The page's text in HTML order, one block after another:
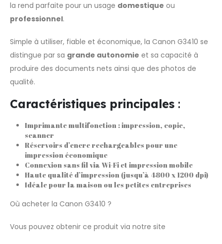
la rend parfaite pour un usage domestique ou
professionnel.
Simple à utiliser, fiable et économique, la Canon G3410 se
distingue par sa grande autonomie et sa capacité à
produire des documents nets ainsi que des photos de
qualité.
Caractéristiques principales :
Imprimante multifonction : impression, copie,
scanner
Réservoirs d’encre rechargeables pour une
impression économique
Connexion sans fil via Wi-Fi et impression mobile
Haute qualité d’impression (jusqu’à 4800 x 1200 dpi)
Idéale pour la maison ou les petites entreprises
Où acheter la Canon G3410 ?
Vous pouvez obtenir ce produit via notre site